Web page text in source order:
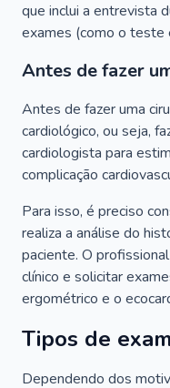
que inclui a entrevista
exames (como o teste
Antes de fazer
Antes de fazer uma
cardiológico, ou seja,
cardiologista para
complicação
Para isso, é preciso
realiza a análise do
paciente. O
clínico e solicitar
ergométrico e o
Tipos de
Dependendo dos